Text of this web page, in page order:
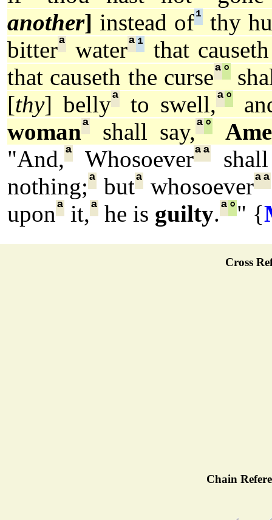
another] instead of¹ thy
bitterª waterª¹that
that causeth the curseª°
[thy] bellyª to swell,ª°
womanª shall say,ª°
"And,ª Whosoeverªªshall
nothing;ª butª whosoeverªª
uponª it,ª he is guilty.ª°" {
Cross
Chain